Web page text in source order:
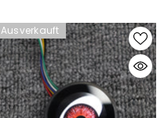
Ausverkauft